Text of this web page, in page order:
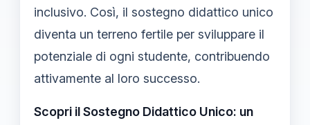
inclusivo. Così, il sostegno didattico unico
diventa un terreno fertile per sviluppare il
potenziale di ogni studente, contribuendo
attivamente al loro successo.
Scopri il Sostegno Didattico Unico: un